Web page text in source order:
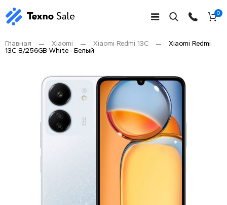
0
Главная Xiaomi Xiaomi Redmi 13C
Xiaomi Redmi
13C 8/256GB White - Белый